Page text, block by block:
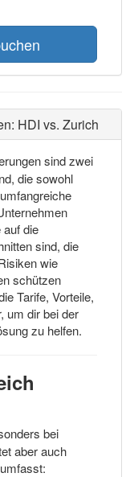
HDI vs. Zurich
sind zwei
die sowohl
auf die
sind, die
wie
schützen
Tarife, Vorteile,
um dir bei der
zu helfen.
bei
aber auch